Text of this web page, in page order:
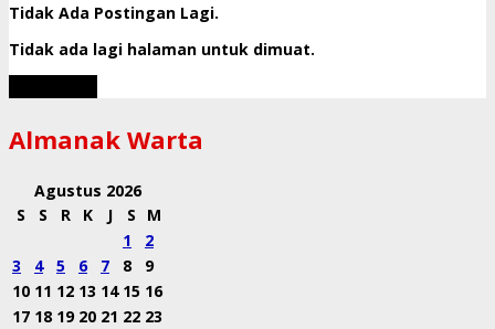
Tidak Ada Postingan Lagi.
Tidak ada lagi halaman untuk dimuat.
Almanak Warta
Agustus 2026
S
S R K J S
M
1
2
3
4 5 6 7 8
9
10 11 12 13 14 15 16
17 18 19 20 21 22 23